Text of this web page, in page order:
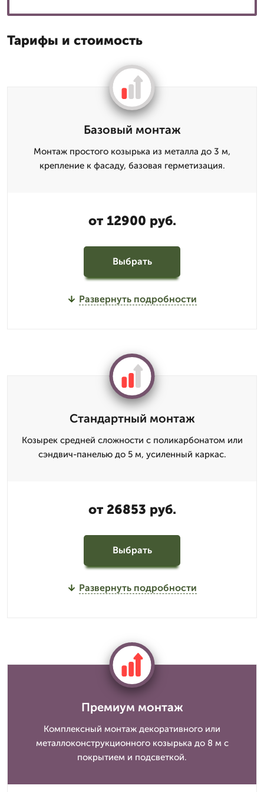
Тарифы и стоимость
Базовый монтаж
Монтаж простого козырька из металла до 3 м,
крепление к фасаду, базовая герметизация.
от 12900 руб.
Выбрать
Развернуть подробности
Стандартный монтаж
Козырек средней сложности с поликарбонатом или
сэндвич-панелью до 5 м, усиленный каркас.
от 26853 руб.
Выбрать
Развернуть подробности
Премиум монтаж
Комплексный монтаж декоративного или
металлоконструкционного козырька до 8 м с
покрытием и подсветкой.